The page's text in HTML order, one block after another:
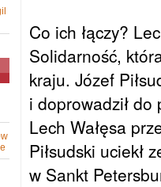
Co ich łączy?
Solidarność,
kraju. Józef
i doprowadził
Lech Wałęsa
Piłsudski uciekł
w Sankt